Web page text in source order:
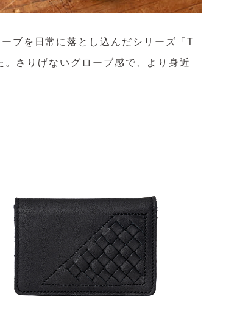
ブを日常に落とし込んだシリーズ「T
さりげないグローブ感で、より身近